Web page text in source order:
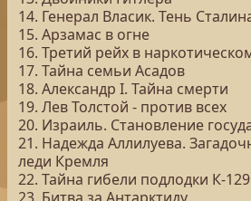
14. Генерал Власик. Тень
15. Арзамас в огне
16. Третий рейх в
17. Тайна семьи Асадов
18. Александр I. Тайна смерти
19. Лев Толстой - против всех
20. Израиль. Становление
21. Надежда Аллилуева.
леди Кремля
22. Тайна гибели подлодки К-129